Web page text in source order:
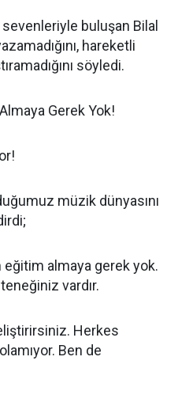
buluşan Bilal
hareketli
söyledi.
Gerek Yok!
müzik dünyasını
almaya gerek yok.
vardır.
Herkes
Ben de